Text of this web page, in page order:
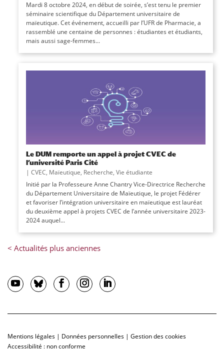
Mardi 8 octobre 2024, en début de soirée, s’est tenu le premier
séminaire scientifique du Département universitaire de
maïeutique. Cet événement, accueilli par l’UFR de Pharmacie, a
rassemblé une centaine de personnes : étudiantes et étudiants,
mais aussi sage-femmes...
Le DUM remporte un appel à projet CVEC de
l’université Paris Cité
| CVEC, Maïeutique, Recherche, Vie étudiante
Initié par la Professeure Anne Chantry Vice-Directrice Recherche
du Département Universitaire de Maïeutique, le projet Fédérer
et favoriser l’intégration universitaire en maïeutique est lauréat
du deuxième appel à projets CVEC de l’année universitaire 2023-
2024 auquel...
Mentions légales | Données personnelles | Gestion des cookies
Accessibilité : non conforme